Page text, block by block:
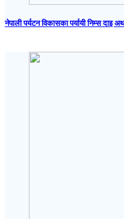
नेपाली पर्यटन विकासका पर्यायी निम्स दाइ